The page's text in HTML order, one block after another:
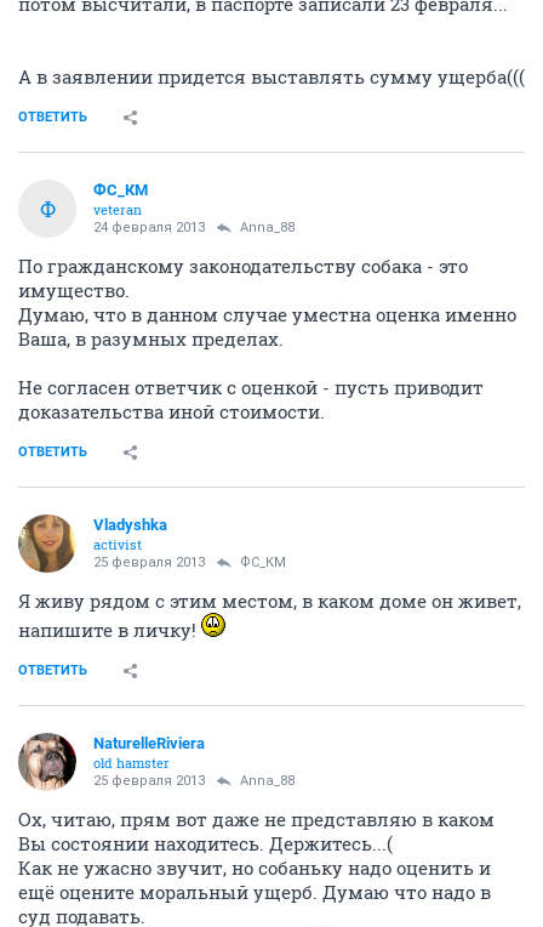
А в заявлении придется выставлять сумму ущерба(((
ОТВЕТИТЬ
Ф
ФС_КМ
veteran
24 февраля 2013 Anna_88
По гражданскому законодательству собака - это
имущество.
Думаю, что в данном случае уместна оценка именно
Ваша, в разумных пределах.
Не согласен ответчик с оценкой - пусть приводит
доказательства иной стоимости.
ОТВЕТИТЬ
Vladyshka
activist
25 февраля 2013 ФС_КМ
Я живу рядом с этим местом, в каком доме он живет,
напишите в личку!
ОТВЕТИТЬ
NaturelleRiviera
old hamster
25 февраля 2013 Anna_88
Ох, читаю, прям вот даже не представляю в каком
Вы состоянии находитесь. Держитесь...(
Как не ужасно звучит, но собаньку надо оценить и
ещё оцените моральный ущерб. Думаю что надо в
суд подавать.